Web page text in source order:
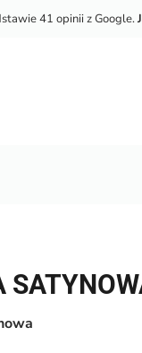
41 opinii z Google.